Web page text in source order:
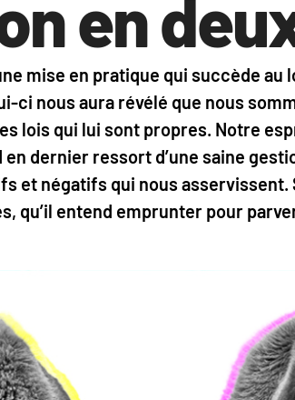
en
mise en pratique qui succède
ci nous aura révélé que nous
lois qui lui sont propres. Notre
dernier ressort d’une saine
et négatifs qui nous
qu’il entend emprunter pour